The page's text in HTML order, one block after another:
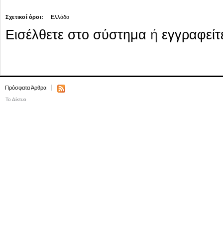
Σχετικοί όροι: Ελλάδα
Εισέλθετε στο σύστημα ή
Πρόσφατα Άρθρα
Το Δίκτυο